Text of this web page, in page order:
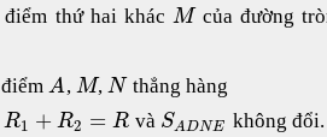
thứ hai khác Mcủa đường
điểmA, M,N thẳng hàng
R1 + R2 = R và SADNE không đổi.